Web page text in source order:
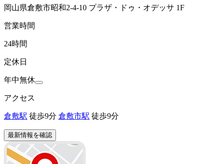
岡山県倉敷市昭和2-4-10 プラザ・ドゥ・オデッサ 1F
営業時間
24時間
定休日
年中無休
アクセス
倉敷駅 徒歩9分 倉敷市駅 徒歩9分
最新情報を確認